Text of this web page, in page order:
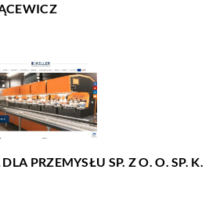
PRZEMYSŁU SP. Z O. O. SP. K.